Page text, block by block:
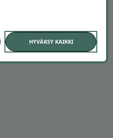
HYVÄKSY KAIKKI